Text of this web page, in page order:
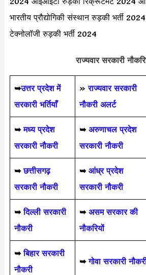
भारतीय प्रौद्योगिकी संस्थान रुड़की भर्ती
टेक्नोलॉजी रुड़की भर्ती 2024
राज्यवार सरकारी
➥उत्तर प्रदेश में
सरकारी भर्तियाँ
»राज्यवार सरकारी
नौकरी अलर्ट
➥ मध्य प्रदेश
सरकारी नौकरी
➥ अरुणाचल प्रदेश
सरकारी नौकरी
➥ छत्तीसगढ़
सरकारी नौकरी
➥ आंध्र प्रदेश
सरकारी नौकरी
➥ दिल्ली सरकारी
नौकरी
➥ असम सरकार की
नौकरियों
➥बिहार सरकारी
नौकरी
➥गोवा सरकारी